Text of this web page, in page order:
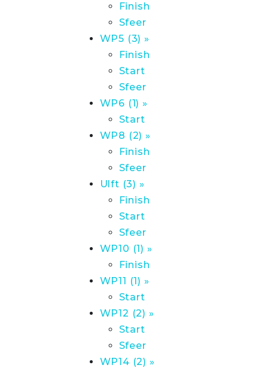
Finish
Sfeer
WP5 (3) »
Finish
Start
Sfeer
WP6 (1) »
Start
WP8 (2) »
Finish
Sfeer
Ulft (3) »
Finish
Start
Sfeer
WP10 (1) »
Finish
WP11 (1) »
Start
WP12 (2) »
Start
Sfeer
WP14 (2) »